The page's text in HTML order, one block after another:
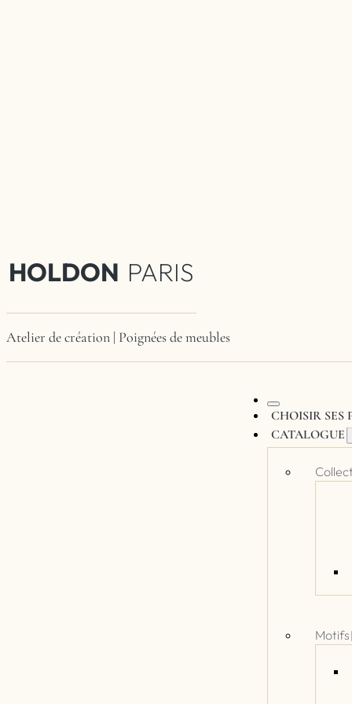
HOLDON PARIS
Atelier de création | Poignées de meubles
CHOISIR SES
CATALOGUE
Motifs